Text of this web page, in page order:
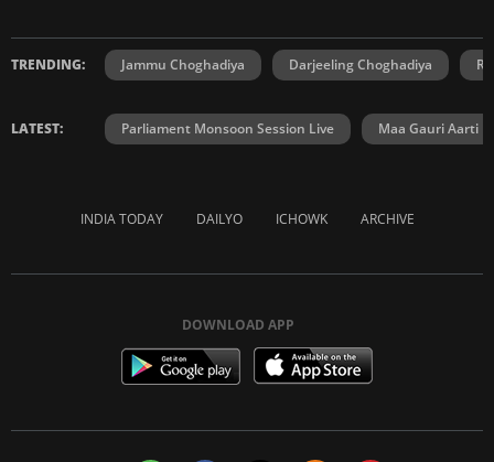
TRENDING: Jammu Choghadiya Darjeeling Choghadiya
LATEST: Parliament Monsoon Session Live Maa Gauri Aarti
INDIA TODAY DAILYO ICHOWK ARCHIVE
DOWNLOAD APP